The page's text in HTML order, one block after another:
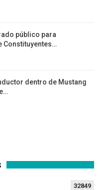
público para
Constituyentes…
dentro de Mustang
32849